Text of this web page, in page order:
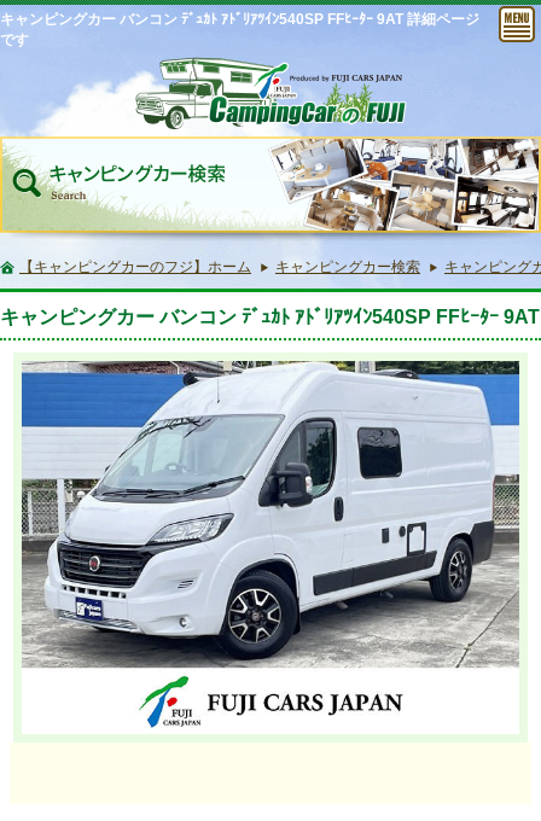
キャンピングカー バンコン ﾃﾞｭｶﾄ ｱﾄﾞﾘｱﾂｲﾝ540SP FFﾋｰﾀｰ 9AT 詳細ページ
です
【キャンピングカーのフジ】ホーム キャンピングカー検索 キャンピング
キャンピングカー バンコン ﾃﾞｭｶﾄ ｱﾄﾞﾘｱﾂｲﾝ540SP FFﾋｰﾀｰ 9AT